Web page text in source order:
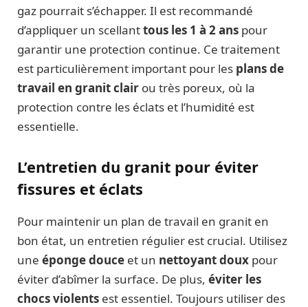
gaz pourrait s’échapper. Il est recommandé
d’appliquer un scellanttous les 1 à 2 ans pour
garantir une protection continue. Ce traitement
est particulièrement important pour les plans de
travail en granit clair ou très poreux, où la
protection contre les éclats et l’humidité est
essentielle.
L’entretien du granit pour éviter
fissures et éclats
Pour maintenir un plan de travail en granit en
bon état, un entretien régulier est crucial. Utilisez
une éponge douce et un nettoyant doux pour
éviter d’abîmer la surface. De plus, éviter les
chocs violents est essentiel. Toujours utiliser des